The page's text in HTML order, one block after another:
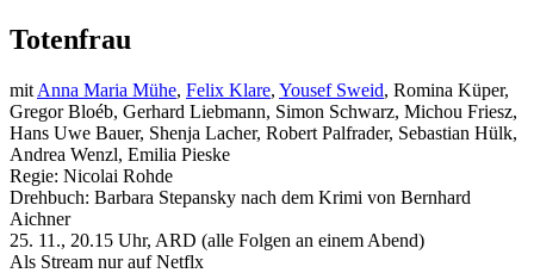
Totenfrau
mit Anna Maria Mühe, Felix Klare, Yousef Sweid, Romina Küper,
Gregor Bloéb, Gerhard Liebmann, Simon Schwarz, Michou Friesz,
Hans Uwe Bauer, Shenja Lacher, Robert Palfrader, Sebastian Hülk,
Andrea Wenzl, Emilia Pieske
Regie: Nicolai Rohde
Drehbuch: Barbara Stepansky nach dem Krimi von Bernhard
Aichner
25. 11., 20.15 Uhr, ARD (alle Folgen an einem Abend)
Als Stream nur auf Netflx